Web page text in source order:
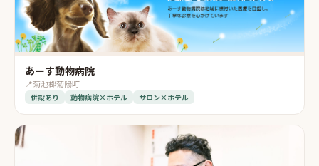
あーす動物病院
📍菊池郡菊陽町
併設あり 動物病院×ホテル サロン×ホテル